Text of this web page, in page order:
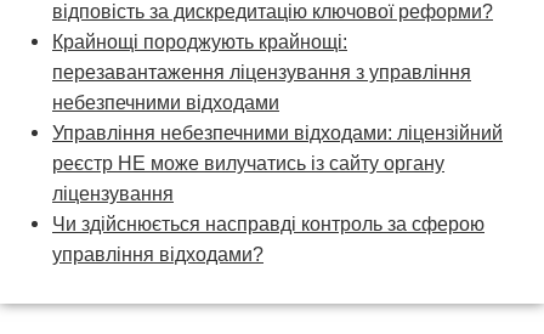
відповість за дискредитацію ключової реформи?
Крайнощі породжують крайнощі:
перезавантаження ліцензування з управління
небезпечними відходами
Управління небезпечними відходами: ліцензійний
реєстр НЕ може вилучатись із сайту органу
ліцензування
Чи здійснюється насправді контроль за сферою
управління відходами?